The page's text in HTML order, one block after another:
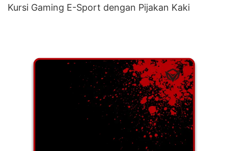
Kursi Gaming E-Sport dengan Pijakan Kaki